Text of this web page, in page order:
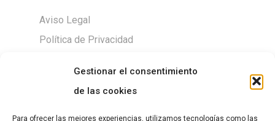
Gestionar el consentimiento
de las cookies
Para ofrecer las mejores experiencias, utilizamos tecnologías como las
Aviso Legal
Política de Privacidad